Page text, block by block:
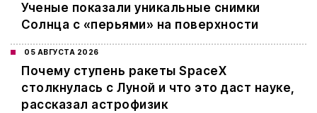
Ученые показали уникальные снимки
Солнца с «перьями» на поверхности
05 АВГУСТА 2026
Почему ступень ракеты SpaceX
столкнулась с Луной и что это даст науке,
рассказал астрофизик